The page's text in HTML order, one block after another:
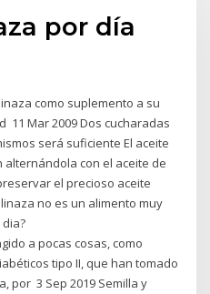
por día
como suplemento a su
11 Mar 2009 Dos cucharadas
será suficiente El aceite
con el aceite de
el precioso aceite
no es un alimento muy
a pocas cosas, como
tipo II, que han tomado
por 3 Sep 2019 Semilla y